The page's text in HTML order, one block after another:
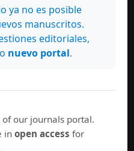
ya no es posible
manuscritos.
editoriales,
nuevo portal.
our journals portal.
inopen access for